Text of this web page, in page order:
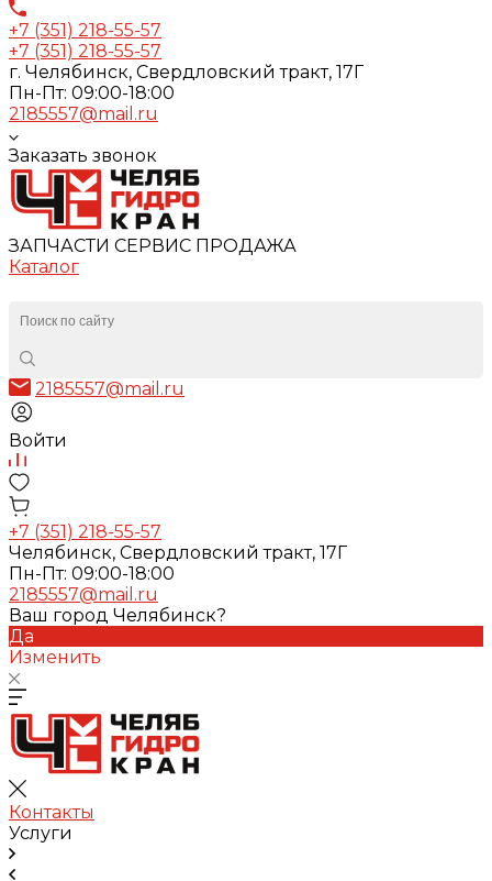
+7 (351) 218-55-57
+7 (351) 218-55-57
г. Челябинск, Свердловский тракт, 17Г
Пн-Пт: 09:00-18:00
2185557@mail.ru
Заказать звонок
ЗАПЧАСТИ СЕРВИС ПРОДАЖА
Каталог
2185557@mail.ru
Войти
+7 (351) 218-55-57
Челябинск, Свердловский тракт, 17Г
Пн-Пт: 09:00-18:00
2185557@mail.ru
Ваш город Челябинск?
Да
Изменить
Контакты
Услуги